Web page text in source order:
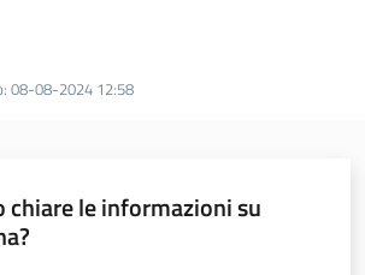
: 08-08-2024 12:58
chiare le informazioni su